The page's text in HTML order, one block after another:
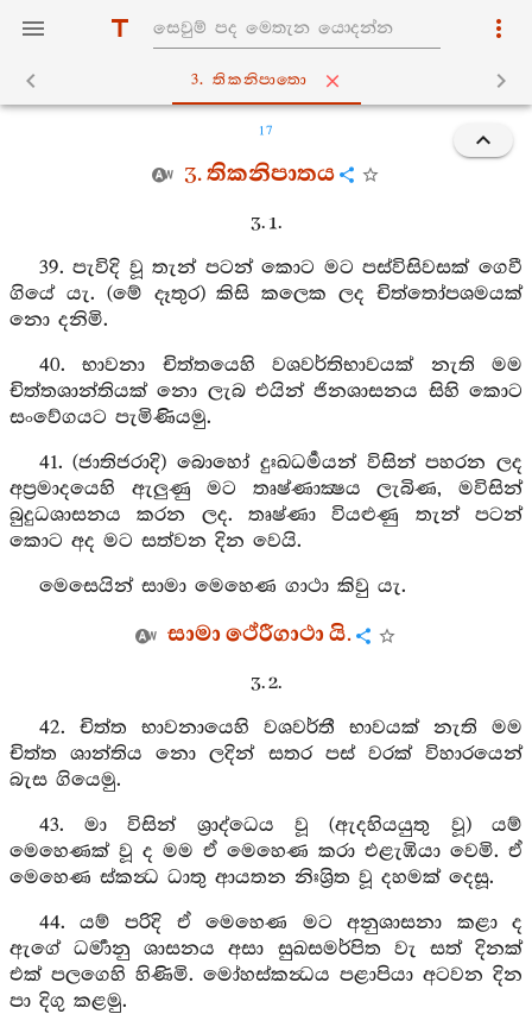
3. තිකනිපාතො
17
3. තිකනිපාතය
3. 1.
39. පැවිදි වූ තැන් පටන් කොට මට පස්විසිවසක් ගෙවී
ගියේ යැ. (මේ දෑතුර) කිසි කලෙක ලද චිත්තෝපශමයක්
නො දනිමි.
40. භාවනා චිත්තයෙහි වශවර්තිභාවයක් නැති මම
චිත්තශාන්තියක් නො ලැබ එයින් ජිනශාසනය සිහි කොට
සංවේගයට පැමිණියමු.
41. (ජාතිජරාදි) බොහෝ දුඃඛධර්‍මයන් විසින් පහරන ලද
අප්‍රමාදයෙහි ඇලුණු මට තෘෂ්ණාක්‍ෂය ලැබිණ, මවිසින්
බුදුධශාසනය කරන ලද. තෘෂ්ණා වියළුණු තැන් පටන්
කොට අද මට සත්වන දින වෙයි.
මෙසෙයින් සාමා මෙහෙණ ගාථා කිවු යැ.
සාමා ථේරීගාථා යි.
3. 2.
42. චිත්ත භාවනායෙහි වශවර්තී භාවයක් නැති මම
චිත්ත ශාන්තිය නො ලදින් සතර පස් වරක් විහාරයෙන්
බැස ගියෙමු.
43. මා විසින් ශ්‍රාද්ධෙය වූ (ඇදහියයුතු වූ) යම්
මෙහෙණක් වූ ද මම ඒ මෙහෙණ කරා එළැඹියා වෙමි. ඒ
මෙහෙණ ස්කන්‍ධ ධාතු ආයතන නිඃශ්‍රිත වූ දහමක් දෙසූ.
44. යම් පරිදි ඒ මෙහෙණ මට අනුශාසනා කළා ද
ඇගේ ධර්‍මානු ශාසනය අසා සුඛසමර්පිත වැ සත් දිනක්
එක් පලගෙහි හිණිමි. මෝහස්කන්‍ධය පළාපියා අටවන දින
පා දිගු කළමු.